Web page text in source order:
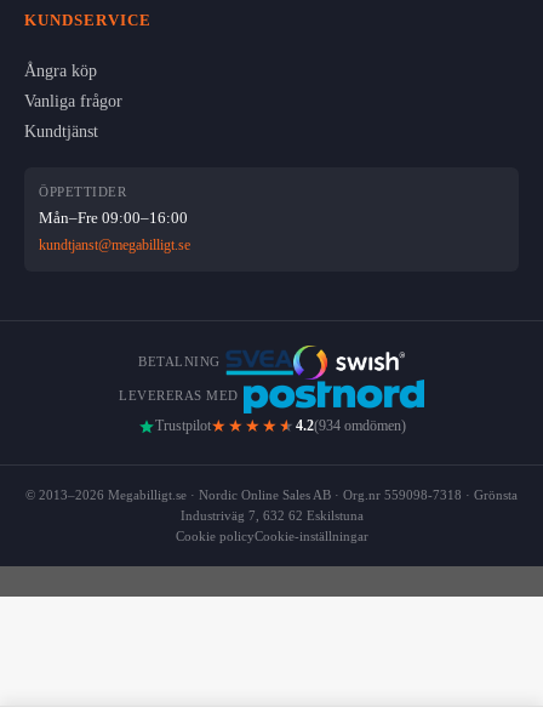
KUNDSERVICE
Ångra köp
Vanliga frågor
Kundtjänst
ÖPPETTIDER
Mån–Fre 09:00–16:00
kundtjanst@megabilligt.se
BETALNING
LEVERERAS MED
Trustpilot★★★★ ★ 4.2(934 omdömen)
© 2013–2026 Megabilligt.se · Nordic Online Sales AB · Org.nr 559098-7318 · Grönsta
Industriväg 7, 632 62 Eskilstuna
Cookie policyCookie-inställningar